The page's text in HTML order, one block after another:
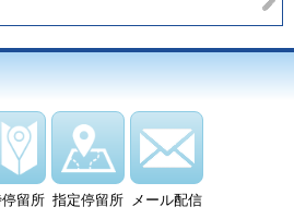
留所 指定停留所 メール配信